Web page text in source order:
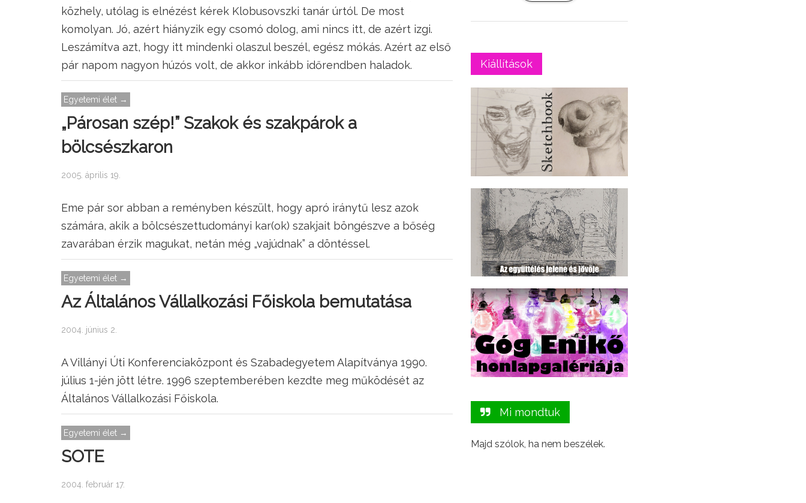
közhely, utólag is elnézést kérek Klobusovszki tanár úrtól. De most
komolyan. Jó, azért hiányzik egy csomó dolog, ami nincs itt, de azért izgi.
Leszámítva azt, hogy itt mindenki olaszul beszél, egész mókás. Azért az első
pár napom nagyon húzós volt, de akkor inkább időrendben haladok.
Egyetemi élet →
„Párosan szép!” Szakok és szakpárok a
bölcsészkaron
2005. április 19.
Eme pár sor abban a reményben készült, hogy apró iránytű lesz azok
számára, akik a bölcsészettudományi kar(ok) szakjait böngészve a bőség
zavarában érzik magukat, netán még „vajúdnak” a döntéssel.
Egyetemi élet →
Az Általános Vállalkozási Főiskola bemutatása
2004. június 2.
A Villányi Úti Konferenciaközpont és Szabadegyetem Alapítványa 1990.
július 1-jén jött létre. 1996 szeptemberében kezdte meg működését az
Általános Vállalkozási Főiskola.
Egyetemi élet →
SOTE
2004. február 17.
Kiállítások
Mi mondtuk
Majd szólok, ha nem beszélek.